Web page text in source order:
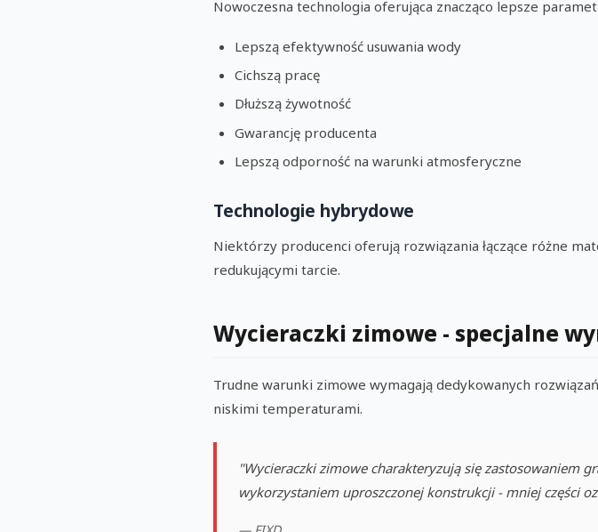
Nowoczesna technologia oferująca znacząco lepsze
Lepszą efektywność usuwania wody
Cichszą pracę
Dłuższą żywotność
Gwarancję producenta
Lepszą odporność na warunki atmosferyczne
Technologie hybrydowe
Niektórzy producenci oferują rozwiązania łączące różne
redukującymi tarcie.
Wycieraczki zimowe - specjalne
Trudne warunki zimowe wymagają dedykowanych
niskimi temperaturami.
"Wycieraczki zimowe charakteryzują się zastosowaniem
wykorzystaniem uproszczonej konstrukcji - mniej części